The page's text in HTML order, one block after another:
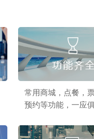
常用商城，点餐，
预约等功能，一应